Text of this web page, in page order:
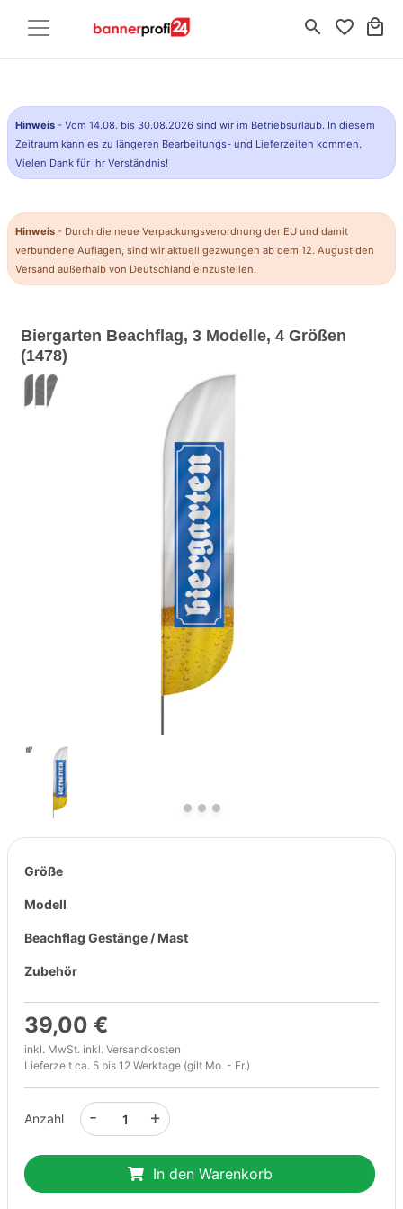
search favorite_border local_mall
Hinweis - Vom 14.08. bis 30.08.2026 sind wir im Betriebsurlaub. In diesem
Zeitraum kann es zu längeren Bearbeitungs- und Lieferzeiten kommen.
Vielen Dank für Ihr Verständnis!
Hinweis - Durch die neue Verpackungsverordnung der EU und damit
verbundene Auflagen, sind wir aktuell gezwungen ab dem 12. August den
Versand außerhalb von Deutschland einzustellen.
Biergarten Beachflag, 3 Modelle, 4 Größen
(1478)
Größe
Modell
Beachflag Gestänge / Mast
Zubehör
39,00 €
inkl. MwSt. inkl. Versandkosten
Lieferzeit ca. 5 bis 12 Werktage (gilt Mo. - Fr.)
Anzahl +
-
In den Warenkorb